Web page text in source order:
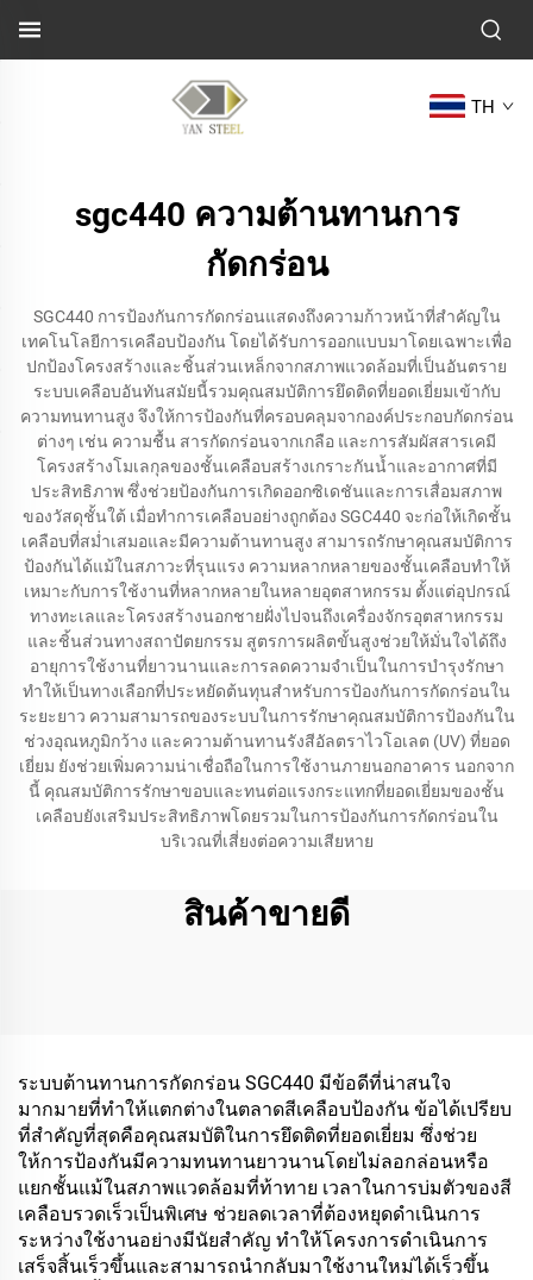
TH
sgc440 ความต้านทานการ
กัดกร่อน
SGC440 การป้องกันการกัดกร่อนแสดงถึงความก้าวหน้าที่สำคัญใน
เทคโนโลยีการเคลือบป้องกัน โดยได้รับการออกแบบมาโดยเฉพาะเพื่อ
ปกป้องโครงสร้างและชิ้นส่วนเหล็กจากสภาพแวดล้อมที่เป็นอันตราย
ระบบเคลือบอันทันสมัยนี้รวมคุณสมบัติการยึดติดที่ยอดเยี่ยมเข้ากับ
ความทนทานสูง จึงให้การป้องกันที่ครอบคลุมจากองค์ประกอบกัดกร่อน
ต่างๆ เช่น ความชื้น สารกัดกร่อนจากเกลือ และการสัมผัสสารเคมี
โครงสร้างโมเลกุลของชั้นเคลือบสร้างเกราะกันน้ำและอากาศที่มี
ประสิทธิภาพ ซึ่งช่วยป้องกันการเกิดออกซิเดชันและการเสื่อมสภาพ
ของวัสดุชั้นใต้ เมื่อทำการเคลือบอย่างถูกต้อง SGC440 จะก่อให้เกิดชั้น
เคลือบที่สม่ำเสมอและมีความต้านทานสูง สามารถรักษาคุณสมบัติการ
ป้องกันได้แม้ในสภาวะที่รุนแรง ความหลากหลายของชั้นเคลือบทำให้
เหมาะกับการใช้งานที่หลากหลายในหลายอุตสาหกรรม ตั้งแต่อุปกรณ์
ทางทะเลและโครงสร้างนอกชายฝั่งไปจนถึงเครื่องจักรอุตสาหกรรม
และชิ้นส่วนทางสถาปัตยกรรม สูตรการผลิตขั้นสูงช่วยให้มั่นใจได้ถึง
อายุการใช้งานที่ยาวนานและการลดความจำเป็นในการบำรุงรักษา
ทำให้เป็นทางเลือกที่ประหยัดต้นทุนสำหรับการป้องกันการกัดกร่อนใน
ระยะยาว ความสามารถของระบบในการรักษาคุณสมบัติการป้องกันใน
ช่วงอุณหภูมิกว้าง และความต้านทานรังสีอัลตราไวโอเลต (UV) ที่ยอด
เยี่ยม ยังช่วยเพิ่มความน่าเชื่อถือในการใช้งานภายนอกอาคาร นอกจาก
นี้ คุณสมบัติการรักษาขอบและทนต่อแรงกระแทกที่ยอดเยี่ยมของชั้น
เคลือบยังเสริมประสิทธิภาพโดยรวมในการป้องกันการกัดกร่อนใน
บริเวณที่เสี่ยงต่อความเสียหาย
สินค้าขายดี
ระบบต้านทานการกัดกร่อน SGC440 มีข้อดีที่น่าสนใจ
มากมายที่ทำให้แตกต่างในตลาดสีเคลือบป้องกัน ข้อได้เปรียบ
ที่สำคัญที่สุดคือคุณสมบัติในการยึดติดที่ยอดเยี่ยม ซึ่งช่วย
ให้การป้องกันมีความทนทานยาวนานโดยไม่ลอกล่อนหรือ
แยกชั้นแม้ในสภาพแวดล้อมที่ท้าทาย เวลาในการบ่มตัวของสี
เคลือบรวดเร็วเป็นพิเศษ ช่วยลดเวลาที่ต้องหยุดดำเนินการ
ระหว่างใช้งานอย่างมีนัยสำคัญ ทำให้โครงการดำเนินการ
เสร็จสิ้นเร็วขึ้นและสามารถนำกลับมาใช้งานใหม่ได้เร็วขึ้น